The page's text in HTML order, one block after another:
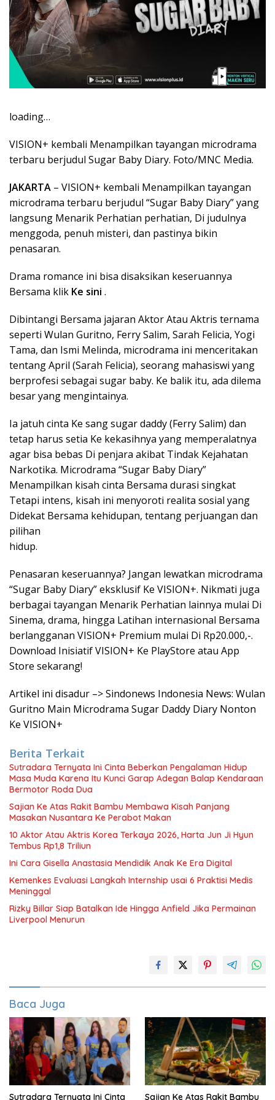
loading…
VISION+ kembali Menampilkan tayangan microdrama
terbaru berjudul Sugar Baby Diary. Foto/MNC Media.
JAKARTA – VISION+ kembali Menampilkan tayangan
microdrama terbaru berjudul “Sugar Baby Diary” yang
langsung Menarik Perhatian perhatian, Di judulnya
menggoda, penuh misteri, dan pastinya bikin
penasaran.
Drama romance ini bisa disaksikan keseruannya
Bersama klik Ke sini .
Dibintangi Bersama jajaran Aktor Atau Aktris ternama
seperti Wulan Guritno, Ferry Salim, Sarah Felicia, Yogi
Tama, dan Ismi Melinda, microdrama ini menceritakan
tentang April (Sarah Felicia), seorang mahasiswi yang
berprofesi sebagai sugar baby. Ke balik itu, ada dilema
besar yang mengintainya.
Ia jatuh cinta Ke sang sugar daddy (Ferry Salim) dan
tetap harus setia Ke kekasihnya yang memperalatnya
agar bisa bebas Di penjara akibat Tindak Kejahatan
Narkotika. Microdrama “Sugar Baby Diary”
Menampilkan kisah cinta Bersama durasi singkat
Tetapi intens, kisah ini menyoroti realita sosial yang
Didekat Bersama kehidupan, tentang perjuangan dan
pilihan
hidup.
Penasaran keseruannya? Jangan lewatkan microdrama
“Sugar Baby Diary” eksklusif Ke VISION+. Nikmati juga
berbagai tayangan Menarik Perhatian lainnya mulai Di
Sinema, drama, hingga Latihan internasional Bersama
berlangganan VISION+ Premium mulai Di Rp20.000,-.
Download Inisiatif VISION+ Ke PlayStore atau App
Store sekarang!
Artikel ini disadur –> Sindonews Indonesia News: Wulan
Guritno Main Microdrama Sugar Daddy Diary Nonton
Ke VISION+
Berita Terkait
Sutradara Ternyata Ini Cinta Beberkan Pengalaman Hidup
Masa Muda Karena Itu Kunci Garap Adegan Balap Kendaraan
Bermotor Roda Dua
Sajian Ke Atas Rakit Bambu Membawa Kisah Panjang
Masakan Nusantara Ke Perabot Makan
10 Aktor Atau Aktris Korea Terkaya 2026, Harta Jun Ji Hyun
Tembus Rp1,8 Triliun
Ini Cara Gisella Anastasia Mendidik Anak Ke Era Digital
Kemenkes Evaluasi Langkah Internship usai 6 Praktisi Medis
Meninggal
Rizky Billar Siap Batalkan Ide Hingga Anfield Jika Permainan
Liverpool Menurun
Baca Juga
Sutradara Ternyata Ini Cinta Sajian Ke Atas Rakit Bambu